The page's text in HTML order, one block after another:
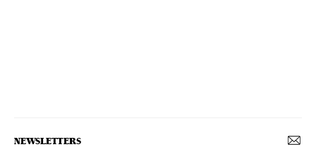
NEWSLETTERS